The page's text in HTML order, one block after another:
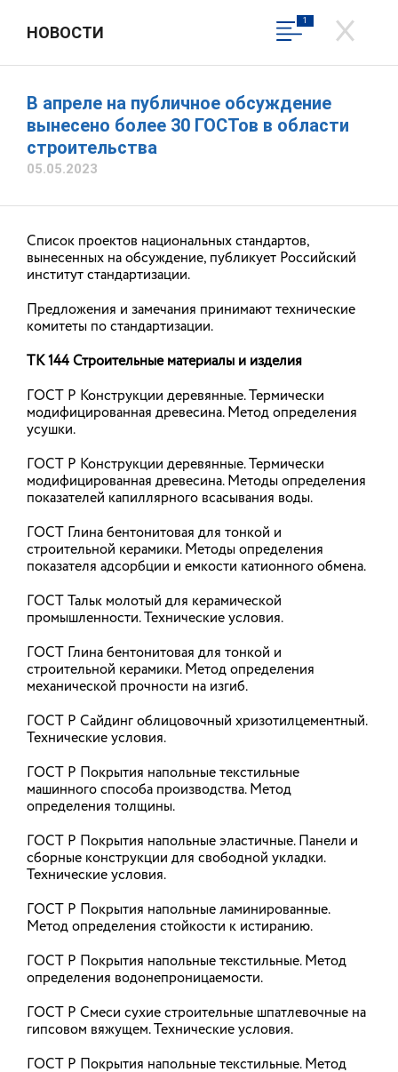
СЛУЖБА ГОСУДАРСТВЕННОГО
Официальный сайт
Вход в личный кабинет
Общественная приемная
НОВОСТИ
АНОНСЫ
Минстрой меняет типовые условия
контрактов на подготовку
проектной документации
Минстрой России разработал и представил на
публичное обсуждение проект постановления
устанавливаются требования по разработке и
ведению информационных моделей объектов
капитального строительства.
06.08.2026
Единое ограничение времени на
шумные строительные работы
Единые "часы тишины" для работ, создающих
шум в жилых помещениях, предлагают ввести в
России, соответствующий законопроект
законодательной деятельности.
Минстрой разъяснил порядок
замены строительных материалов
на аналоги
НОВОСТИ
1
В апреле на публичное обсуждение
вынесено более 30 ГОСТов в области
строительства
05.05.2023
Список проектов национальных стандартов,
вынесенных на обсуждение, публикует Российский
институт стандартизации.
Предложения и замечания принимают технические
комитеты по стандартизации.
ТК 144 Строительные материалы и изделия
ГОСТ Р Конструкции деревянные. Термически
модифицированная древесина. Метод определения
усушки.
ГОСТ Р Конструкции деревянные. Термически
модифицированная древесина. Методы определения
показателей капиллярного всасывания воды.
ГОСТ Глина бентонитовая для тонкой и
строительной керамики. Методы определения
показателя адсорбции и емкости катионного обмена.
ГОСТ Тальк молотый для керамической
промышленности. Технические условия.
ГОСТ Глина бентонитовая для тонкой и
строительной керамики. Метод определения
механической прочности на изгиб.
ГОСТ Р Сайдинг облицовочный хризотилцементный.
Технические условия.
ГОСТ Р Покрытия напольные текстильные
машинного способа производства. Метод
определения толщины.
ГОСТ Р Покрытия напольные эластичные. Панели и
сборные конструкции для свободной укладки.
Технические условия.
ГОСТ Р Покрытия напольные ламинированные.
Метод определения стойкости к истиранию.
ГОСТ Р Покрытия напольные текстильные. Метод
определения водонепроницаемости.
ГОСТ Р Смеси сухие строительные шпатлевочные на
гипсовом вяжущем. Технические условия.
ГОСТ Р Покрытия напольные текстильные. Метод